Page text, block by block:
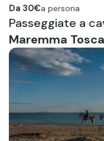
è pianificata dal
passeggiate
che caratterizzano il
Le passeggiate sono
la struttura fornisce i
le protezioni e
prezzo.
pantaloni lunghi e
L'età minima per
Da 30€a persona
Passeggiate a
Maremma